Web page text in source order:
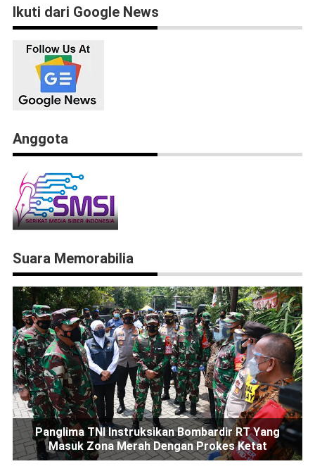
Ikuti dari Google News
Anggota
Suara Memorabilia
Panglima TNI Instruksikan Bombardir RT Yang
Masuk Zona Merah Dengan Prokes Ketat